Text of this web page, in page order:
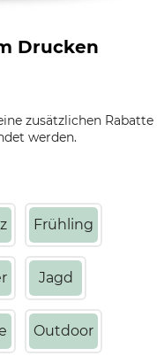
Drucken
zusätzlichen Rabatte
werden.
Frühling
Jagd
Outdoor